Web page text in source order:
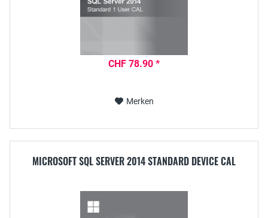
CHF 78.90 *
Merken
MICROSOFT SQL SERVER 2014 STANDARD DEVICE CAL